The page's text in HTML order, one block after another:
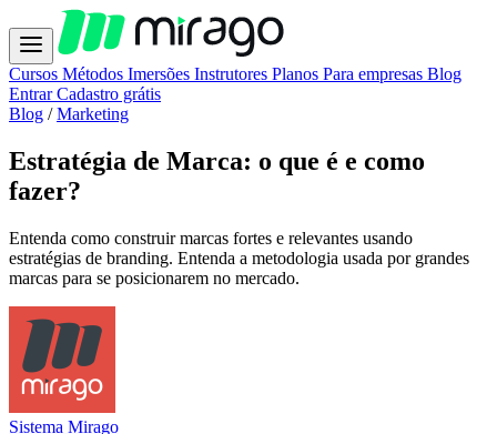
Cursos Métodos Imersões Instrutores Planos Para empresas Blog
EntrarCadastro grátis
Blog / Marketing
Estratégia de Marca: o que é e como
fazer?
Entenda como construir marcas fortes e relevantes usando
estratégias de branding. Entenda a metodologia usada por grandes
marcas para se posicionarem no mercado.
Sistema Mirago